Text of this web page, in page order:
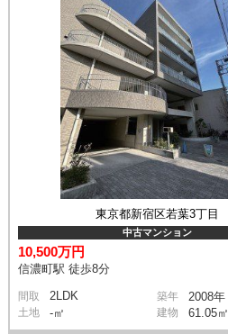
東京都新宿区若葉3丁目
中古マンション
10,500万円
信濃町駅 徒歩8分
間取 2LDK 築年 2008年
土地 -㎡ 建物 61.05㎡